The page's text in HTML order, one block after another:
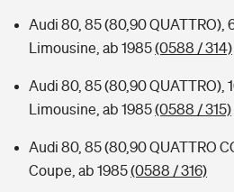
Audi 80, 85 (80,90 QUATTRO),
Limousine, ab 1985(0588 / 314)
Audi 80, 85 (80,90 QUATTRO),
Limousine, ab 1985(0588 / 315)
Audi 80, 85 (80,90 QUATTRO
Coupe, ab 1985(0588 / 316)